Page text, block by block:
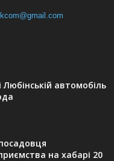
автомобіль
на хабарі 20